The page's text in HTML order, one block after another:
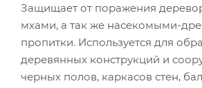
Защищает от поражения
мхами, а так же насекомыми-
пропитки. Используется для
деревянных конструкций и
черных полов, каркасов стен,